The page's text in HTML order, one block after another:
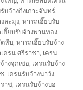
บจ้างกิ่งเกาะจันทร์,
ละมุง,หารถเฮี๊ยบรับ
ฮี๊ยบรับจ้างพานทอง,
ตหีบ,หารถเฮี๊ยบรับจ้าง
เครน ศรีราชา, เครน
างจุกเชอ, เครนรับจ้าง
, เครนรับจ้างนาวัง,
าช, เครนรับจ้างบ่อ